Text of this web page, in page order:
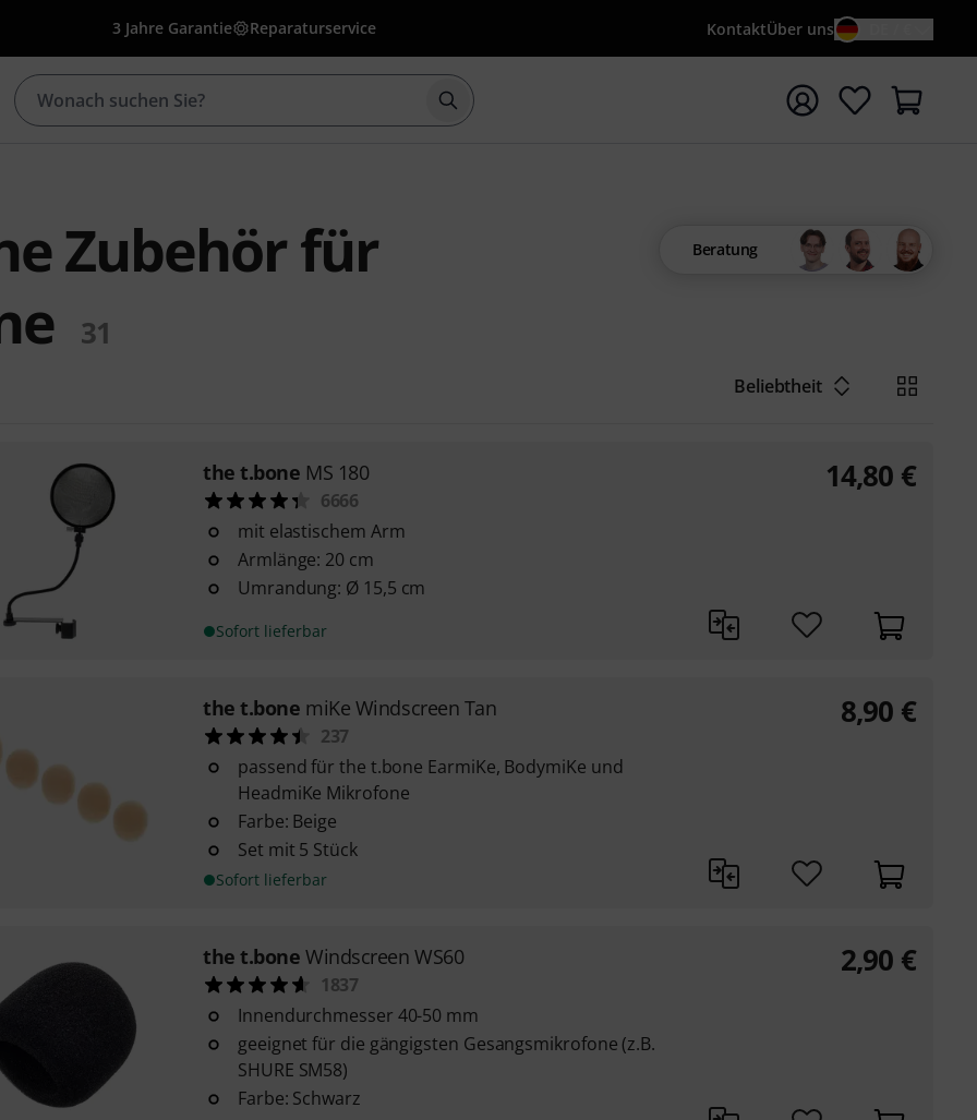
3 Jahre Garantie Reparaturservice KontaktÜber uns
Suche mit Suchwort {searchTerm} starten
Zubehör für
31
Beratung
Beliebtheit
the t.bone MS 180
6666
mit elastischem Arm
Armlänge: 20 cm
Umrandung: Ø 15,5 cm
Sofort lieferbar
14,80 €
the t.bone miKe Windscreen Tan
237
passend für the t.bone EarmiKe, BodymiKe und
HeadmiKe Mikrofone
Farbe: Beige
Set mit 5 Stück
Sofort lieferbar
8,90 €
the t.bone Windscreen WS60
1837
Innendurchmesser 40-50 mm
geeignet für die gängigsten Gesangsmikrofone (z.B.
SHURE SM58)
Farbe: Schwarz
2,90 €